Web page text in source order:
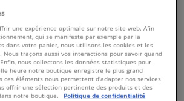
une expérience optimale sur notre site web. Afin
qui se manifeste par exemple par la
dans votre panier, nous utilisons les cookies et les
Nous traçons aussi vos interactions pour savoir quand
nous collectons les données statistiques pour
heure notre boutique enregistre le plus grand
ces éléments nous permettent d'adapter nos services
offrir une sélection pertinente des produits et des
notre boutique.
Politique de confidentialité